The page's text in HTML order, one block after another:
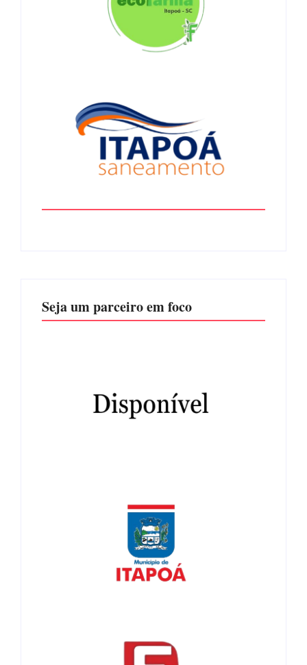
Seja um parceiro em foco